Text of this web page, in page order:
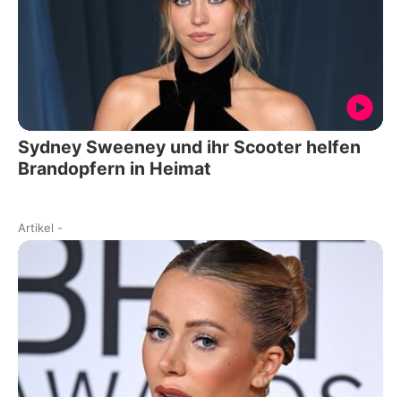
Sydney Sweeney und ihr Scooter helfen
Brandopfern in Heimat
Artikel -